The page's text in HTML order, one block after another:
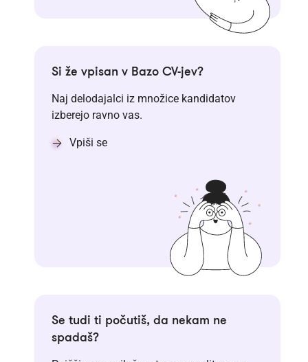
Si že vpisan v Bazo CV-jev?
Naj delodajalci iz množice kandidatov
izberejo ravno vas.
Vpiši se
Se tudi ti počutiš, da nekam ne
spadaš?